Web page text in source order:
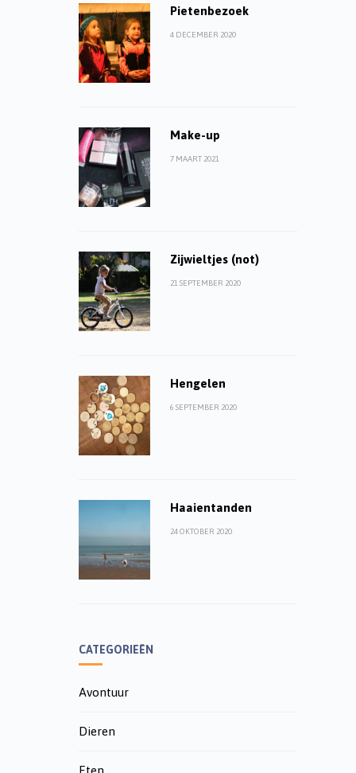
Pietenbezoek
4 DECEMBER 2020
Make-up
7 MAART 2021
Zijwieltjes (not)
21 SEPTEMBER 2020
Hengelen
6 SEPTEMBER 2020
Haaientanden
24 OKTOBER 2020
CATEGORIEËN
Avontuur
Dieren